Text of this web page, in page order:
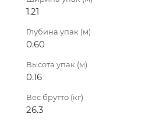
1.21
Глубина упак (м)
0.60
Высота упак (м)
0.16
Вес брутто (кг)
26.3